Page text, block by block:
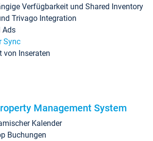
Verfügbarkeit und Shared Inventory
Trivago Integration
Ads
Sync
von Inseraten
Management System
Kalender
Buchungen